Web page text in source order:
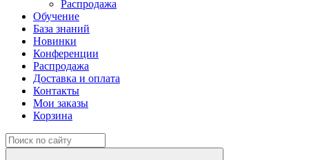
Распродажа
Обучение
База знаний
Новинки
Конференции
Распродажа
Доставка и оплата
Контакты
Мои заказы
Корзина